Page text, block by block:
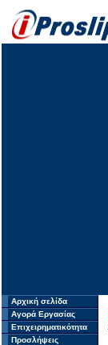
Αρχική σελίδα
Αγορά Εργασίας
Επιχειρηματικότητα
Προσλήψεις